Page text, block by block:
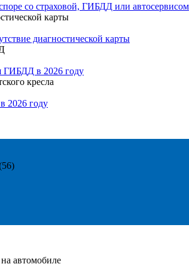
со страховой, ГИБДД или автосервисом
диагностической карты
ГИБДД в 2026 году
2026 году